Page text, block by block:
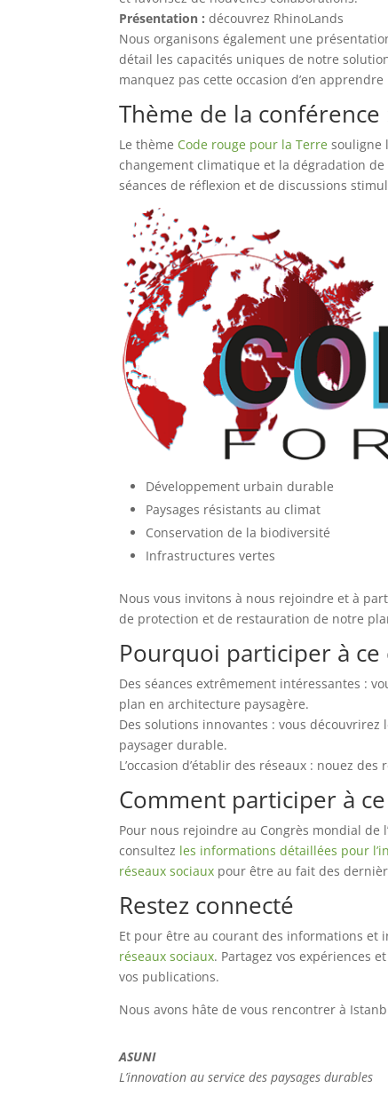
Présentation :découvrez RhinoLands
Nous organisons également une
détail les capacités uniques de notre
manquez pas cette occasion d’en
Thème de la
Le thème Code rouge pour la Terre souligne
changement climatique et la dégradation de
séances de réflexion et de discussions
Développement urbain durable
Paysages résistants au climat
Conservation de la biodiversité
Infrastructures vertes
Nous vous invitons à nous rejoindre et à
de protection et de restauration de notre
Pourquoi participer à ce
Des séances extrêmement intéressantes :
plan en architecture paysagère.
Des solutions innovantes : vous
paysager durable.
L’occasion d’établir des réseaux : nouez
Comment participer à
Pour nous rejoindre au Congrès mondial de
consultez les informations détaillées pour
réseaux sociaux pour être au fait des
Restez connecté
Et pour être au courant des informations et
réseaux sociaux. Partagez vos expériences
vos publications.
Nous avons hâte de vous rencontrer à
ASUNI
L’innovation au service des paysages durables